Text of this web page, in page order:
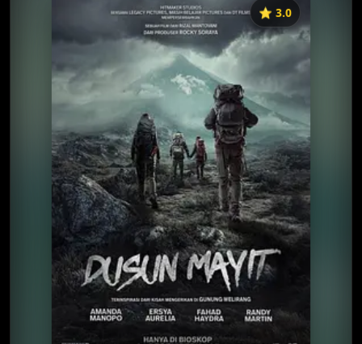
⭐️ 3.0
《Dusun Mayit》
⭐️ 评分：3.0 | 🎬 2025年
夸克网盘
百度网盘
失效请反馈
🧧️